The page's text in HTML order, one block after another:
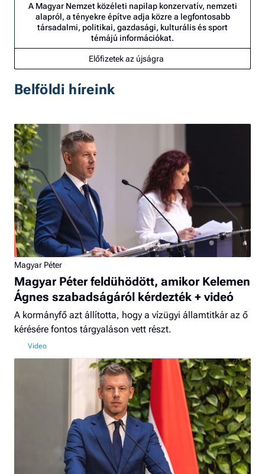
A Magyar Nemzet közéleti napilap konzervatív, nemzeti
alapról, a tényekre építve adja közre a legfontosabb
társadalmi, politikai, gazdasági, kulturális és sport
témájú információkat.
Előfizetek az újságra
Belföldi híreink
Magyar Péter
Magyar Péter feldühödött, amikor Kelemen
Ágnes szabadságáról kérdezték + videó
A kormányfő azt állította, hogy a vízügyi államtitkár az ő
kérésére fontos tárgyaláson vett részt.